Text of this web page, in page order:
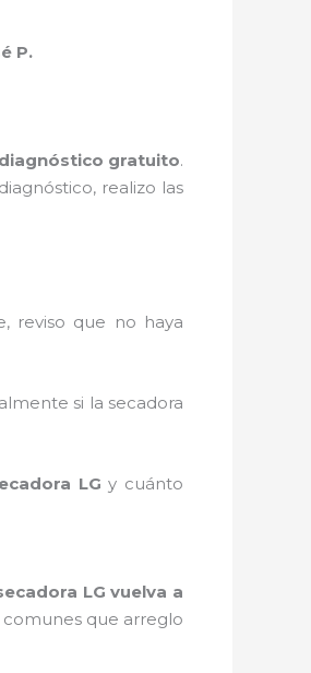
P.
diagnóstico gratuito.
realizo las
reviso que no haya
si la secadora
LG y cuánto
LG vuelva a
que arreglo